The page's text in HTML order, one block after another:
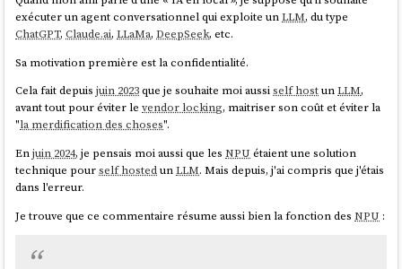
exécuter un agent conversationnel qui exploite unLLM, du type
ChatGPT,Claude.ai,LLaMa,DeepSeek, etc.
Sa motivation première est la confidentialité.
Cela fait depuisjuin 2023que je souhaite moi aussiself hostunLLM,
avant tout pour éviter levendor locking, maitriser son coût et éviter la
"la merdification des choses".
Enjuin 2024, je pensais moi aussi que lesNPU étaient une solution
technique pourself hostedunLLM. Mais depuis, j'ai compris que j'étais
dans l'erreur.
Je trouve que ce commentaire résume aussi bien la fonction desNPU :